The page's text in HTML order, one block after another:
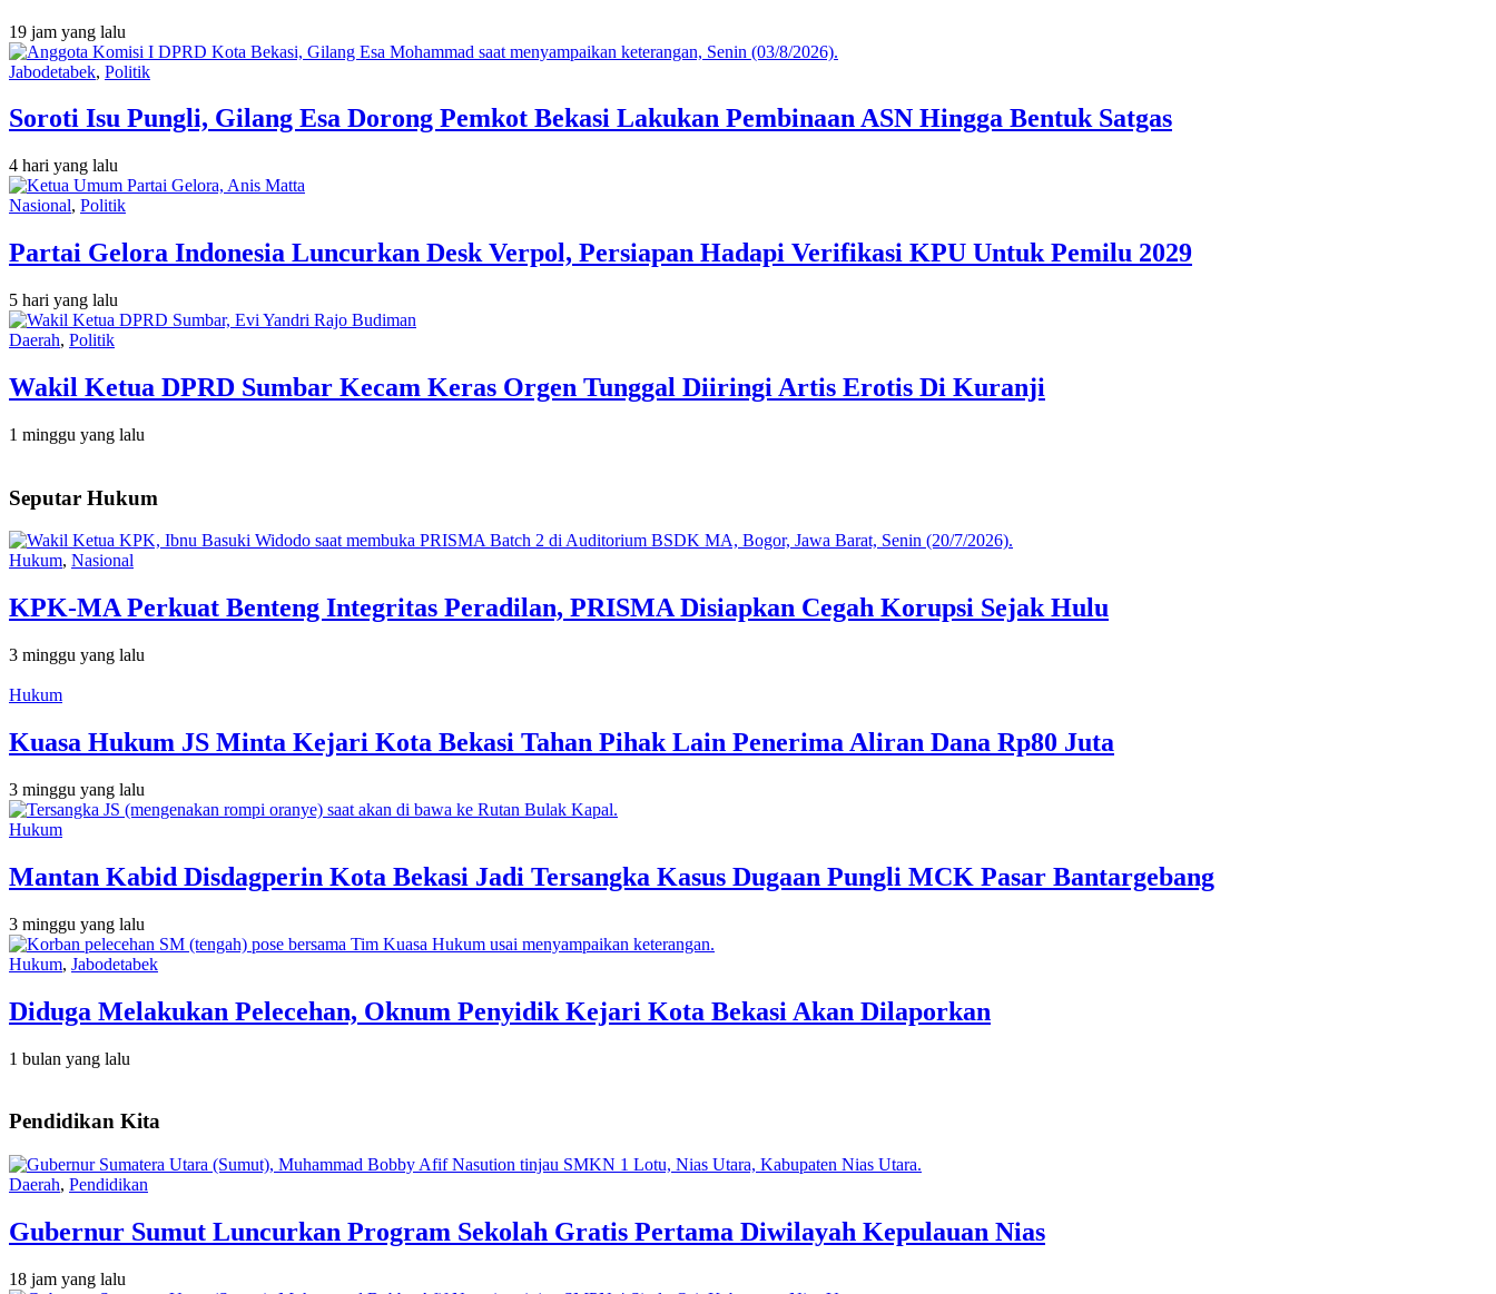
19 jam yang lalu
Jabodetabek, Politik
Soroti Isu Pungli, Gilang Esa Dorong Pemkot Bekasi Lakukan Pembinaan ASN Hingga Bentuk Satgas
4 hari yang lalu
Nasional, Politik
Partai Gelora Indonesia Luncurkan Desk Verpol, Persiapan Hadapi Verifikasi KPU Untuk Pemilu 2029
5 hari yang lalu
Daerah, Politik
Wakil Ketua DPRD Sumbar Kecam Keras Orgen Tunggal Diiringi Artis Erotis Di Kuranji
1 minggu yang lalu
Seputar Hukum
Hukum, Nasional
KPK-MA Perkuat Benteng Integritas Peradilan, PRISMA Disiapkan Cegah Korupsi Sejak Hulu
3 minggu yang lalu
Hukum
Kuasa Hukum JS Minta Kejari Kota Bekasi Tahan Pihak Lain Penerima Aliran Dana Rp80 Juta
3 minggu yang lalu
Hukum
Mantan Kabid Disdagperin Kota Bekasi Jadi Tersangka Kasus Dugaan Pungli MCK Pasar Bantargebang
3 minggu yang lalu
Hukum, Jabodetabek
Diduga Melakukan Pelecehan, Oknum Penyidik Kejari Kota Bekasi Akan Dilaporkan
1 bulan yang lalu
Pendidikan Kita
Daerah, Pendidikan
Gubernur Sumut Luncurkan Program Sekolah Gratis Pertama Diwilayah Kepulauan Nias
18 jam yang lalu